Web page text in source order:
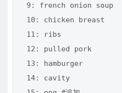
  9: french onion soup
  10: chicken breast
  11: ribs
  12: pulled pork
  13: hamburger
  14: cavity